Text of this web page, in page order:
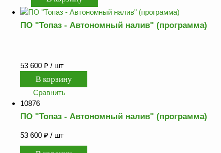
ПО "Топаз - Автономный налив" (программа)
53 600 ₽ / шт
Сравнить
10876
ПО "Топаз - Автономный налив" (программа)
53 600 ₽ / шт